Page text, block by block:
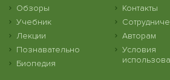
Обзоры
Учебник
Лекции
Познавательно
Биопедия
Контакты
Авторам
Условия